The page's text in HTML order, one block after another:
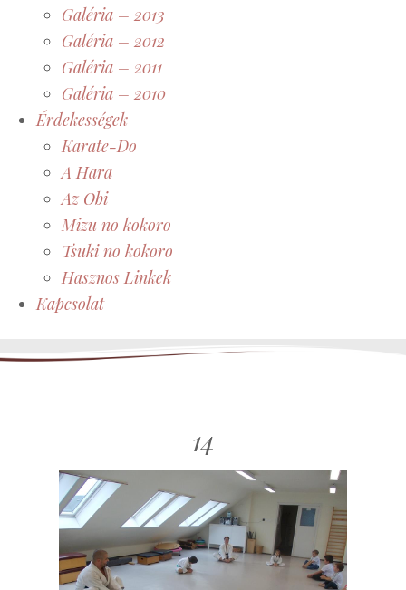
Galéria – 2013
Galéria – 2012
Galéria – 2011
Galéria – 2010
Érdekességek
Karate-Do
A Hara
Az Obi
Mizu no kokoro
Tsuki no kokoro
Hasznos Linkek
Kapcsolat
14